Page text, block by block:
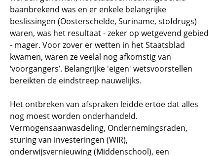
baanbrekend was en er enkele belangrijke
beslissingen (Oosterschelde, Suriname, stofdrugs)
waren, was het resultaat - zeker op wetgevend gebied
- mager. Voor zover er wetten in het Staatsblad
kwamen, waren ze veelal nog afkomstig van
‘voorgangers’. Belangrijke 'eigen' wetsvoorstellen
bereikten de eindstreep nauwelijks.
Het ontbreken van afspraken leidde ertoe dat alles
nog moest worden onderhandeld.
Vermogensaanwasdeling, Ondernemingsraden,
sturing van investeringen (WIR),
onderwijsvernieuwing (Middenschool), een